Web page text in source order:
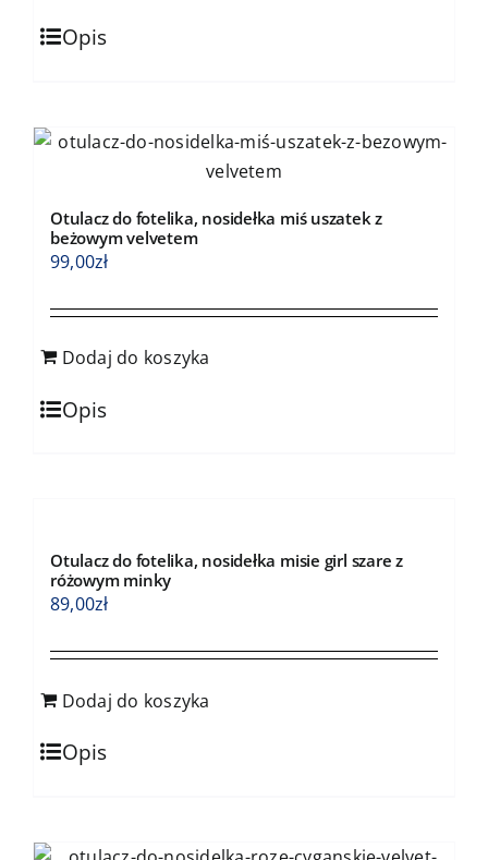
Opis
Otulacz do fotelika, nosidełka miś uszatek z
beżowym velvetem
99,00zł
Dodaj do koszyka
Opis
Otulacz do fotelika, nosidełka misie girl szare z
różowym minky
89,00zł
Dodaj do koszyka
Opis